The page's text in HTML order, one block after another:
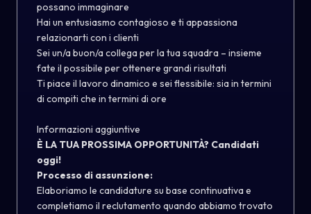
possano immaginare
Hai un entusiasmo contagioso e ti appassiona
relazionarti con i clienti
Sei un/a buon/a collega per la tua squadra – insieme
fate il possibile per ottenere grandi risultati
Ti piace il lavoro dinamico e sei flessibile: sia in termini
di compiti che in termini di ore
Informazioni aggiuntive
È LA TUA PROSSIMA OPPORTUNITÀ? Candidati
oggi!
Processo di assunzione:
Elaboriamo le candidature su base continuativa e
completiamo il reclutamento quando abbiamo trovato